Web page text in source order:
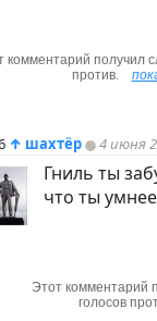
комментарий получил
против.
↑ шахтёр 4 июня
Гниль ты
что ты
Этот комментарий
голосов